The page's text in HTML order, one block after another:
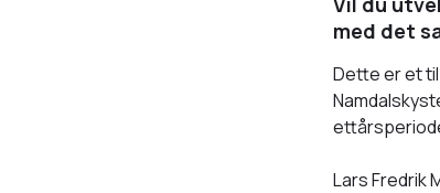
med det
Dette er et
Lars Fredrik